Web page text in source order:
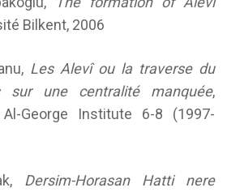
Bilkent, 2006
Les Alevî ou la traverse du
sur une centralité manquée,
George Institute 6-8 (1997-
Dersim-Horasan Hatti nere